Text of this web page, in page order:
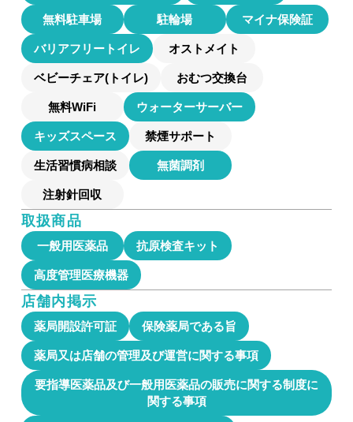
無料駐車場 駐輪場 マイナ保険証
バリアフリートイレ オストメイト
ベビーチェア(トイレ) おむつ交換台
無料WiFi ウォーターサーバー
キッズスペース 禁煙サポート
生活習慣病相談 無菌調剤
注射針回収
取扱商品
一般用医薬品 抗原検査キット
高度管理医療機器
店舗内掲示
薬局開設許可証 保険薬局である旨
薬局又は店舗の管理及び運営に関する事項
要指導医薬品及び一般用医薬品の販売に関する制度に
関する事項